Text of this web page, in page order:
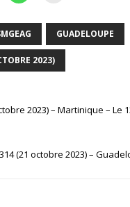
GUADELOUPE
2023)
2023) – Martinique – Le
(21 octobre 2023) –